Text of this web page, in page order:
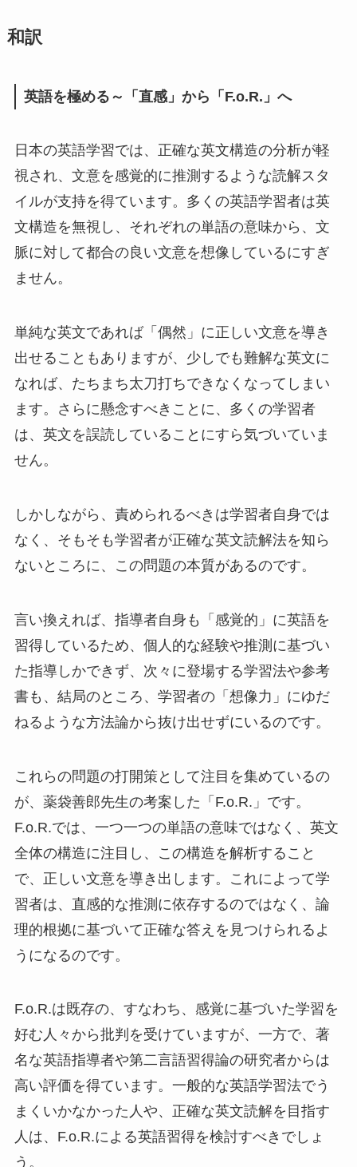
和訳
英語を極める～「直感」から「F.o.R.」へ
日本の英語学習では、正確な英文構造の分析が軽
視され、文意を感覚的に推測するような読解スタ
イルが支持を得ています。多くの英語学習者は英
文構造を無視し、それぞれの単語の意味から、文
脈に対して都合の良い文意を想像しているにすぎ
ません。
単純な英文であれば「偶然」に正しい文意を導き
出せることもありますが、少しでも難解な英文に
なれば、たちまち太刀打ちできなくなってしまい
ます。さらに懸念すべきことに、多くの学習者
は、英文を誤読していることにすら気づいていま
せん。
しかしながら、責められるべきは学習者自身では
なく、そもそも学習者が正確な英文読解法を知ら
ないところに、この問題の本質があるのです。
言い換えれば、指導者自身も「感覚的」に英語を
習得しているため、個人的な経験や推測に基づい
た指導しかできず、次々に登場する学習法や参考
書も、結局のところ、学習者の「想像力」にゆだ
ねるような方法論から抜け出せずにいるのです。
これらの問題の打開策として注目を集めているの
が、薬袋善郎先生の考案した「F.o.R.」です。
F.o.R.では、一つ一つの単語の意味ではなく、英文
全体の構造に注目し、この構造を解析すること
で、正しい文意を導き出します。これによって学
習者は、直感的な推測に依存するのではなく、論
理的根拠に基づいて正確な答えを見つけられるよ
うになるのです。
F.o.R.は既存の、すなわち、感覚に基づいた学習を
好む人々から批判を受けていますが、一方で、著
名な英語指導者や第二言語習得論の研究者からは
高い評価を得ています。一般的な英語学習法でう
まくいかなかった人や、正確な英文読解を目指す
人は、F.o.R.による英語習得を検討すべきでしょ
う。